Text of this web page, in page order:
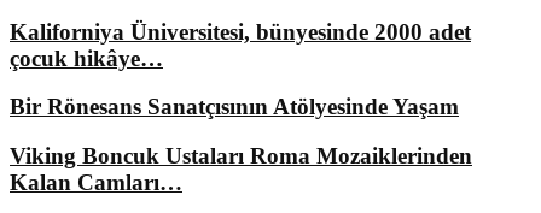
Kaliforniya Üniversitesi, bünyesinde 2000 adet
çocuk hikâye…
Bir Rönesans Sanatçısının Atölyesinde Yaşam
Viking Boncuk Ustaları Roma Mozaiklerinden
Kalan Camları…